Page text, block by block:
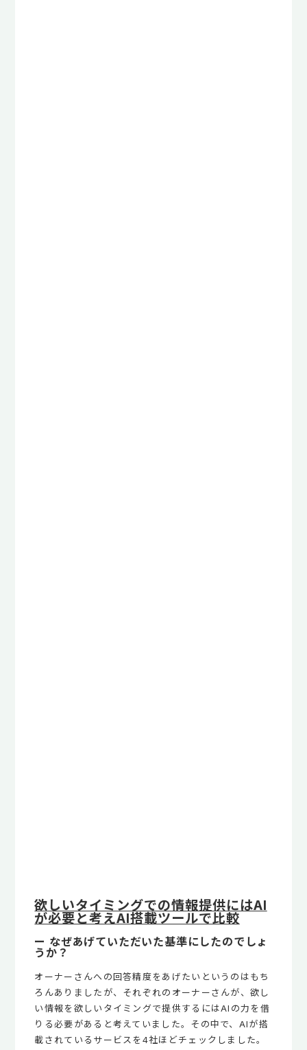
欲しいタイミングでの情報提供にはAI
が必要と考えAI搭載ツールで比較
ー なぜあげていただいた基準にしたのでしょ
うか？
オーナーさんへの回答精度をあげたいというのはもち
ろんありましたが、それぞれのオーナーさんが、欲し
い情報を欲しいタイミングで提供するにはAIの力を借
りる必要があると考えていました。その中で、AIが搭
載されているサービスを4社ほどチェックしました。